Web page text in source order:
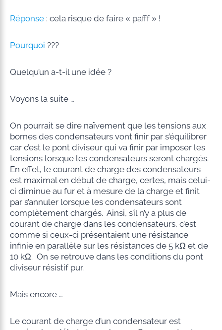
Réponse: cela risque de faire « pafff » !
Pourquoi ???
Quelqu’un a-t-il une idée ?
Voyons la suite …
On pourrait se dire naïvement que les tensions aux
bornes des condensateurs vont finir par s’équilibrer
car c’est le pont diviseur qui va finir par imposer les
tensions lorsque les condensateurs seront chargés.
En effet, le courant de charge des condensateurs
est maximal en début de charge, certes, mais celui-
ci diminue au fur et à mesure de la charge et finit
par s’annuler lorsque les condensateurs sont
complètement chargés. Ainsi, s’il n’y a plus de
courant de charge dans les condensateurs, c’est
comme si ceux-ci présentaient une résistance
infinie en parallèle sur les résistances de 5 kΩ et de
10 kΩ. On se retrouve dans les conditions du pont
diviseur résistif pur.
Mais encore …
Le courant de charge d’un condensateur est